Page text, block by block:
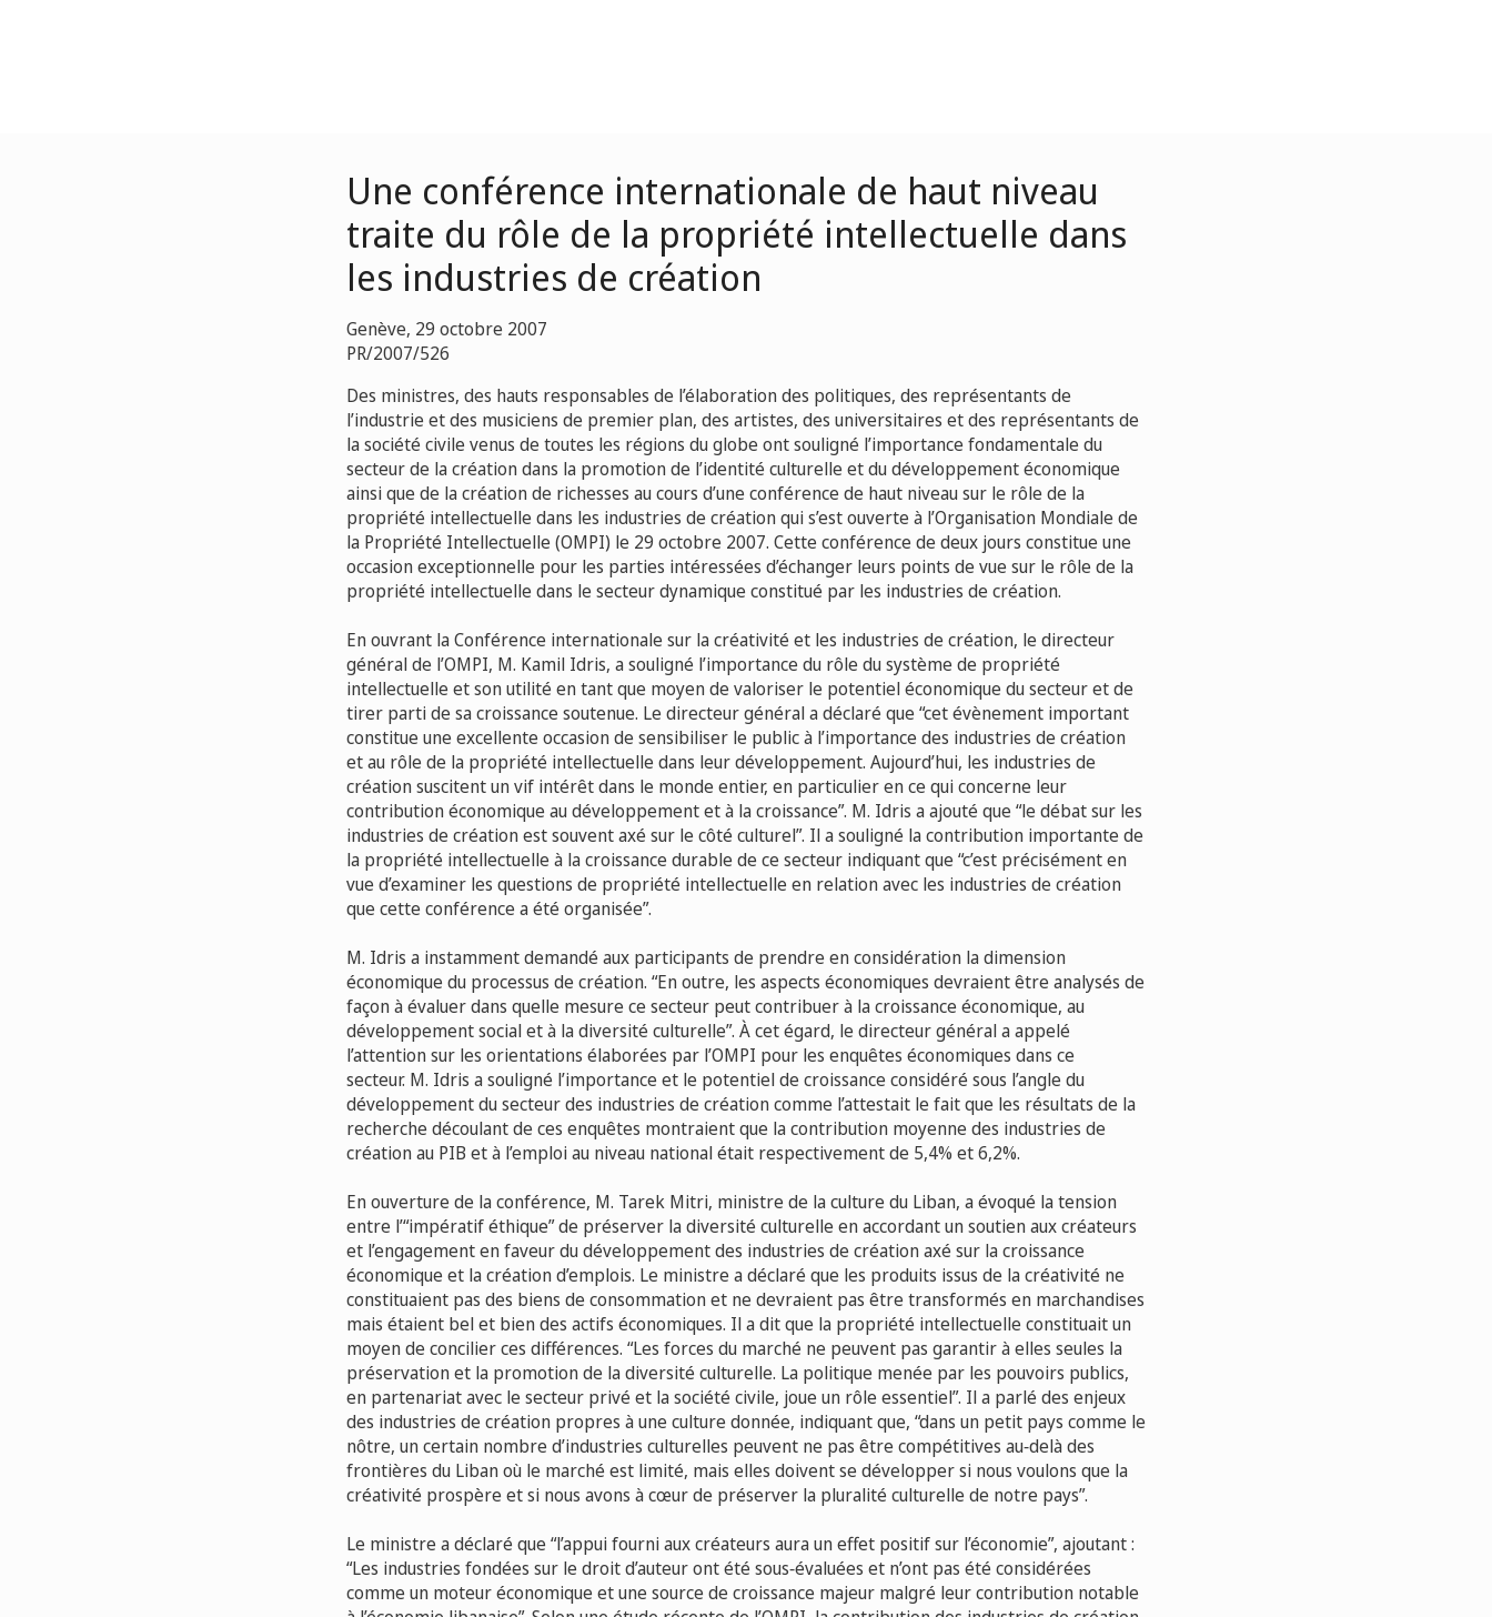
Une conférence internationale de haut niveau
traite du rôle de la propriété intellectuelle dans
les industries de création
Genève, 29 octobre 2007
PR/2007/526
Des ministres, des hauts responsables de l’élaboration des politiques, des représentants de
l’industrie et des musiciens de premier plan, des artistes, des universitaires et des représentants de
la société civile venus de toutes les régions du globe ont souligné l’importance fondamentale du
secteur de la création dans la promotion de l’identité culturelle et du développement économique
ainsi que de la création de richesses au cours d’une conférence de haut niveau sur le rôle de la
propriété intellectuelle dans les industries de création qui s’est ouverte à l’Organisation Mondiale de
la Propriété Intellectuelle (OMPI) le 29 octobre 2007. Cette conférence de deux jours constitue une
occasion exceptionnelle pour les parties intéressées d’échanger leurs points de vue sur le rôle de la
propriété intellectuelle dans le secteur dynamique constitué par les industries de création.
En ouvrant la Conférence internationale sur la créativité et les industries de création, le directeur
général de l’OMPI, M. Kamil Idris, a souligné l’importance du rôle du système de propriété
intellectuelle et son utilité en tant que moyen de valoriser le potentiel économique du secteur et de
tirer parti de sa croissance soutenue. Le directeur général a déclaré que “cet évènement important
constitue une excellente occasion de sensibiliser le public à l’importance des industries de création
et au rôle de la propriété intellectuelle dans leur développement. Aujourd’hui, les industries de
création suscitent un vif intérêt dans le monde entier, en particulier en ce qui concerne leur
contribution économique au développement et à la croissance”. M. Idris a ajouté que “le débat sur les
industries de création est souvent axé sur le côté culturel”. Il a souligné la contribution importante de
la propriété intellectuelle à la croissance durable de ce secteur indiquant que “c’est précisément en
vue d’examiner les questions de propriété intellectuelle en relation avec les industries de création
que cette conférence a été organisée”.
M. Idris a instamment demandé aux participants de prendre en considération la dimension
économique du processus de création. “En outre, les aspects économiques devraient être analysés de
façon à évaluer dans quelle mesure ce secteur peut contribuer à la croissance économique, au
développement social et à la diversité culturelle”. À cet égard, le directeur général a appelé
l’attention sur les orientations élaborées par l’OMPI pour les enquêtes économiques dans ce
secteur. M. Idris a souligné l’importance et le potentiel de croissance considéré sous l’angle du
développement du secteur des industries de création comme l’attestait le fait que les résultats de la
recherche découlant de ces enquêtes montraient que la contribution moyenne des industries de
création au PIB et à l’emploi au niveau national était respectivement de 5,4% et 6,2%.
En ouverture de la conférence, M. Tarek Mitri, ministre de la culture du Liban, a évoqué la tension
entre l’“impératif éthique” de préserver la diversité culturelle en accordant un soutien aux créateurs
et l’engagement en faveur du développement des industries de création axé sur la croissance
économique et la création d’emplois. Le ministre a déclaré que les produits issus de la créativité ne
constituaient pas des biens de consommation et ne devraient pas être transformés en marchandises
mais étaient bel et bien des actifs économiques. Il a dit que la propriété intellectuelle constituait un
moyen de concilier ces différences. “Les forces du marché ne peuvent pas garantir à elles seules la
préservation et la promotion de la diversité culturelle. La politique menée par les pouvoirs publics,
en partenariat avec le secteur privé et la société civile, joue un rôle essentiel”. Il a parlé des enjeux
des industries de création propres à une culture donnée, indiquant que, “dans un petit pays comme le
nôtre, un certain nombre d’industries culturelles peuvent ne pas être compétitives au‑delà des
frontières du Liban où le marché est limité, mais elles doivent se développer si nous voulons que la
créativité prospère et si nous avons à cœur de préserver la pluralité culturelle de notre pays”.
Le ministre a déclaré que “l’appui fourni aux créateurs aura un effet positif sur l’économie”, ajoutant :
“Les industries fondées sur le droit d’auteur ont été sous‑évaluées et n’ont pas été considérées
comme un moteur économique et une source de croissance majeur malgré leur contribution notable